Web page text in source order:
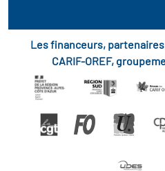
Les financeurs,
CARIF-OREF,